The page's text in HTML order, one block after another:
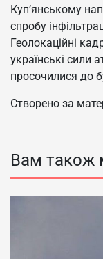
Куп’янському
спробу
Геолокаційні
українські сили
просочилися до
Створено за
Вам також